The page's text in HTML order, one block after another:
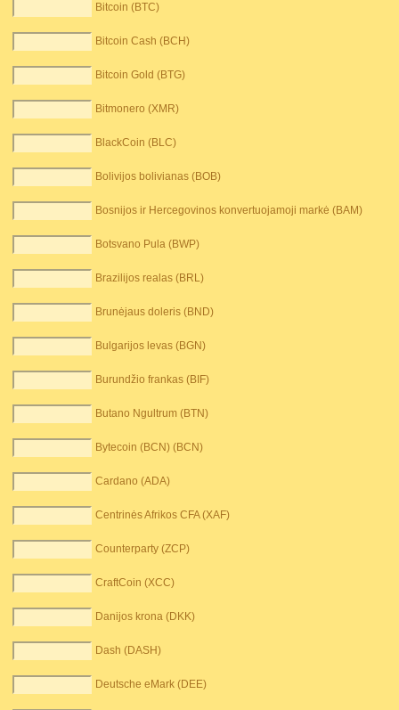
Bitcoin (BTC)
Bitcoin Cash (BCH)
Bitcoin Gold (BTG)
Bitmonero (XMR)
BlackCoin (BLC)
Bolivijos bolivianas (BOB)
Bosnijos ir Hercegovinos konvertuojamoji markė (BAM)
Botsvano Pula (BWP)
Brazilijos realas (BRL)
Brunėjaus doleris (BND)
Bulgarijos levas (BGN)
Burundžio frankas (BIF)
Butano Ngultrum (BTN)
Bytecoin (BCN) (BCN)
Cardano (ADA)
Centrinės Afrikos CFA (XAF)
Counterparty (ZCP)
CraftCoin (XCC)
Danijos krona (DKK)
Dash (DASH)
Deutsche eMark (DEE)